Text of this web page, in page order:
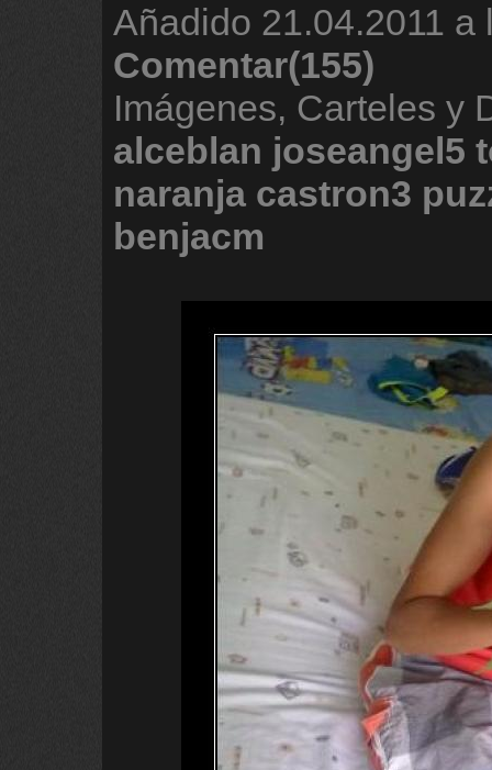
Añadido 21.04.2011 a
Comentar(155)
Imágenes, Carteles y
alceblan joseangel5
naranja castron3
benjacm